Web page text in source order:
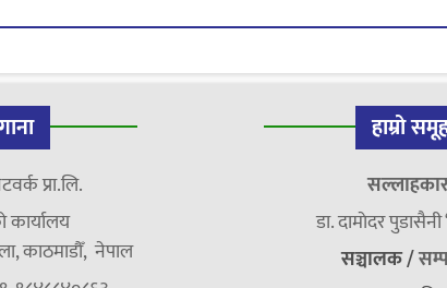
प्रा.लि.
कार्यालय
काठमाडौँ, नेपाल
हाम्रो
डा. दामाेदर
सञ्चालक /